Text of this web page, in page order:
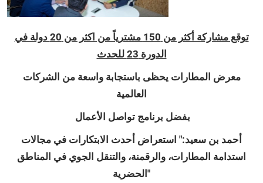
توقع مشاركة أكثر من 150 مشترياً من اكثر من 20 دولة في
الدورة 23 للحدث
معرض المطارات يحظى باستجابة واسعة من الشركات
العالمية
بفضل برنامج تواصل الأعمال
أحمد بن سعيد:" استعراض أحدث الابتكارات في مجالات
استدامة المطارات، والرقمنة، والتنقل الجوي في المناطق
الحضرية"